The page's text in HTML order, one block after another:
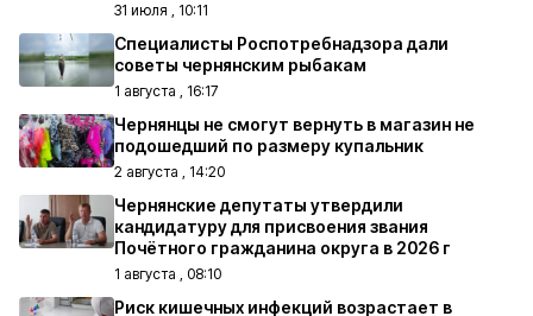
31 июля , 10:11
Специалисты Роспотребнадзора дали
советы чернянским рыбакам
1 августа , 16:17
Чернянцы не смогут вернуть в магазин не
подошедший по размеру купальник
2 августа , 14:20
Чернянские депутаты утвердили
кандидатуру для присвоения звания
Почётного гражданина округа в 2026 г
1 августа , 08:10
Риск кишечных инфекций возрастает в